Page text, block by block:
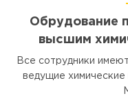
Обрудование
высшим
Все сотрудники
ведущие